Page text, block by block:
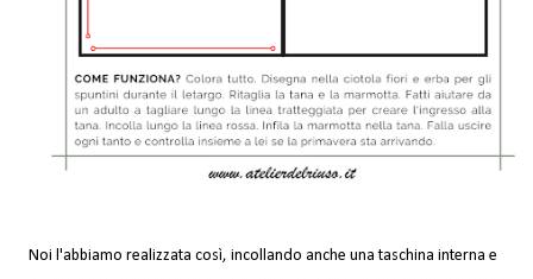
Noi l'abbiamo realizzata così, incollando anche una taschina interna e